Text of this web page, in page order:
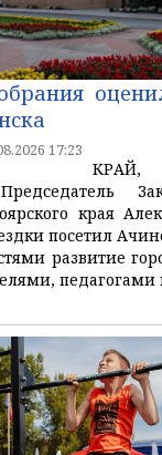
17:23
края
посетил
развитие
педагогами